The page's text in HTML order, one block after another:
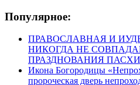
Популярное:
ПРАВОСЛАВНАЯ И
НИКОГДА НЕ
ПРАЗДНОВАНИЯ
Икона Богородицы
пророческая дверь